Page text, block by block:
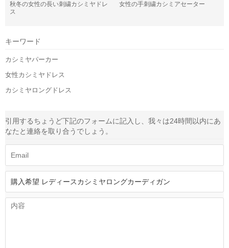
秋冬の女性の長い刺繍カシミヤドレ
ス
女性の手刺繍カシミアセーター
キーワード
カシミヤパーカー
女性カシミヤドレス
カシミヤロングドレス
引用するちょうど下記のフォームに記入し、我々は24時間以内にあ
なたと連絡を取り合うでしょう。